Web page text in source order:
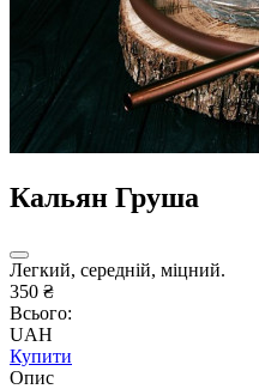
Кальян Груша
Легкий, середній, міцний.
350 ₴
Всього:
UAH
Купити
Опис